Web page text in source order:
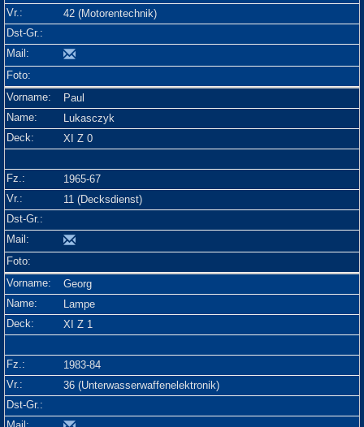
42 (Motorentechnik)
Paul
Lukasczyk
XI Z 0
1965-67
11 (Decksdienst)
Georg
Lampe
XI Z 1
1983-84
36 (Unterwasserwaffenelektronik)